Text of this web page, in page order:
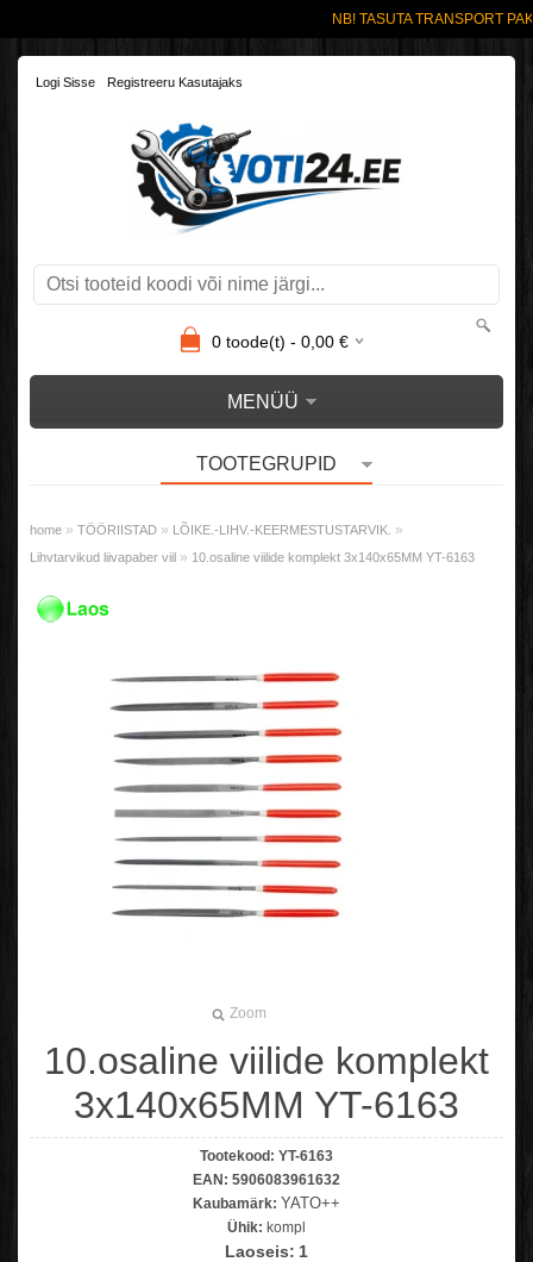
NB! TASUTA TRANSPORT
Logi Sisse Registreeru Kasutajaks
0toode(t) - 0,00€
MENÜÜ
TOOTEGRUPID
home » TÖÖRIISTAD » LÕIKE.-LIHV.-KEERMESTUSTARVIK. »
Lihvtarvikud liivapaber viil » 10.osaline viilide komplekt 3x140x65MM YT-6163
Zoom
10.osaline viilide komplekt
3x140x65MM YT-6163
Tootekood: YT-6163
EAN: 5906083961632
Kaubamärk: YATO++
Ühik: kompl
Laoseis: 1